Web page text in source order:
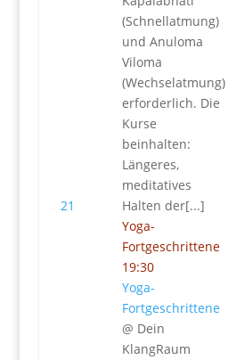
21
(Schnellatmung)
und Anuloma
Viloma
(Wechselatmung)
erforderlich. Die
Kurse
beinhalten:
Längeres,
meditatives
Halten der[...]
Yoga-
Fortgeschrittene
19:30
Yoga-
Fortgeschrittene
@ Dein
KlangRaum